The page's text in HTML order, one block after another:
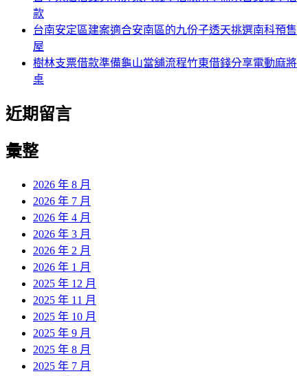
款
台南安定區建案適合安南區的九份子透天挑選南科預售
屋
樹林支票借款準備龜山當舖流程竹東借錢分享電動麻將
桌
近期留言
彙整
2026 年 8 月
2026 年 7 月
2026 年 4 月
2026 年 3 月
2026 年 2 月
2026 年 1 月
2025 年 12 月
2025 年 11 月
2025 年 10 月
2025 年 9 月
2025 年 8 月
2025 年 7 月